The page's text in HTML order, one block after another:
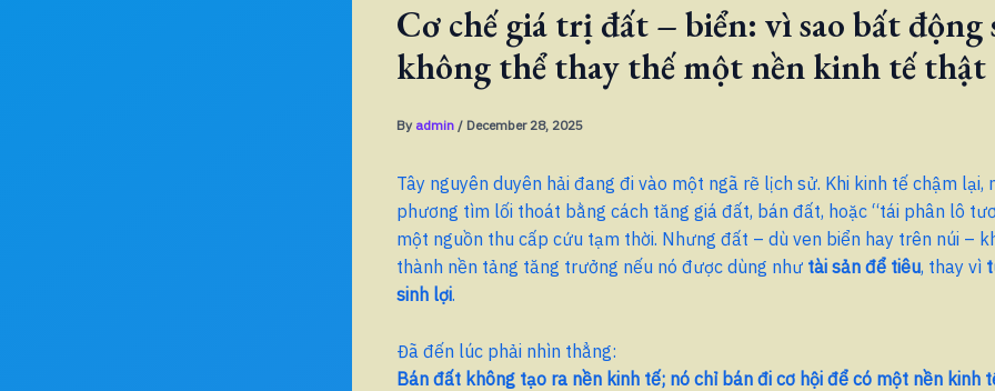
Cơ chế giá trị đất – biển: vì sao bất động
không thể thay thế một nền kinh tế thật
By admin / December 28, 2025
Tây nguyên duyên hải đang đi vào một ngã rẽ lịch sử. Khi kinh tế chậm lại,
phương tìm lối thoát bằng cách tăng giá đất, bán đất, hoặc “tái phân lô
một nguồn thu cấp cứu tạm thời. Nhưng đất – dù ven biển hay trên núi –
thành nền tảng tăng trưởng nếu nó được dùng như tài sản để tiêu, thay vì
sinh lợi.
Đã đến lúc phải nhìn thẳng:
Bán đất không tạo ra nền kinh tế; nó chỉ bán đi cơ hội để có một nền kinh